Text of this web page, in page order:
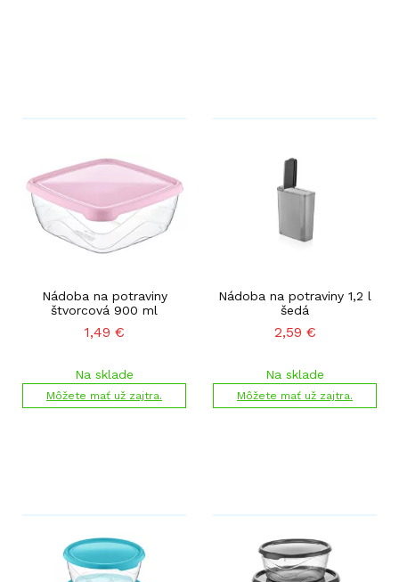
Nádoba na potraviny
štvorcová 900 ml
1,49 €
Na sklade
Môžete mať už zajtra.
Nádoba na potraviny 1,2 l
šedá
2,59 €
Na sklade
Môžete mať už zajtra.